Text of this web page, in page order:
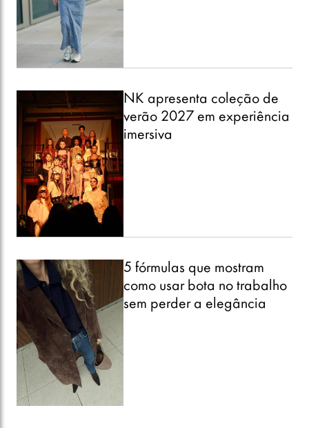
NK apresenta coleção de
verão 2027 em experiência
imersiva
5 fórmulas que mostram
como usar bota no trabalho
sem perder a elegância